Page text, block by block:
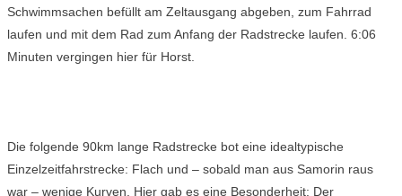
Schwimmsachen befüllt am Zeltausgang abgeben, zum Fahrrad
laufen und mit dem Rad zum Anfang der Radstrecke laufen. 6:06
Minuten vergingen hier für Horst.
Die folgende 90km lange Radstrecke bot eine idealtypische
Einzelzeitfahrstrecke: Flach und – sobald man aus Samorin raus
war – wenige Kurven. Hier gab es eine Besonderheit: Der